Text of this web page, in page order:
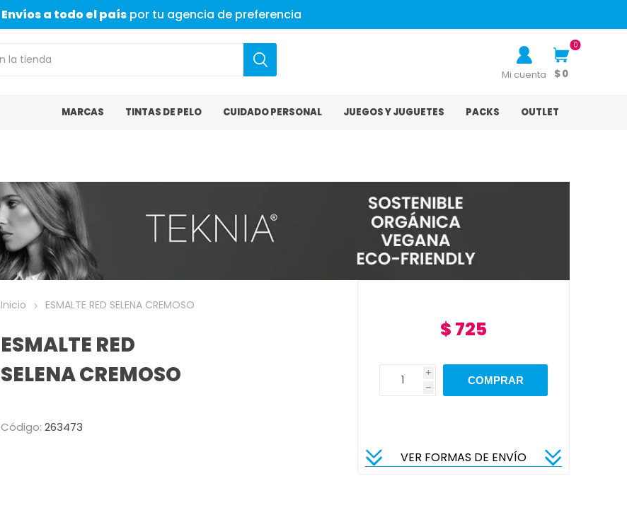
Envíos a todo el país por tu agencia de preferencia
Mi cuenta
0
$ 0
MARCAS TINTAS DE PELO CUIDADO PERSONAL JUEGOS Y JUGUETES PACKS OUTLET
Inicio ESMALTE RED SELENA CREMOSO
ESMALTE RED
SELENA CREMOSO
Código: 263473
$ 725
i
h
VER FORMAS DE ENVÍO